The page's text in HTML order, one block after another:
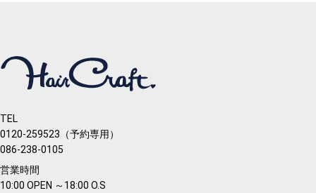
TEL
0120-259523（予約専用）
086-238-0105
営業時間
10:00 OPEN ～18:00 O.S